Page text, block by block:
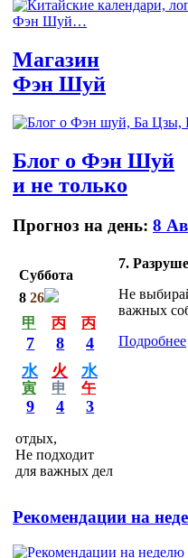
Магазин
Фэн Шуй
Блог о Фэн Шуй
и не только
Прогноз на день: 8
Суббота
8 26
甲
7
丙
8
丙
4
水
寅
9
火
申
4
水
午
3
отдых,
Не подходит
для важных дел
7.
Не
важных
Подробнее
Рекомендации на